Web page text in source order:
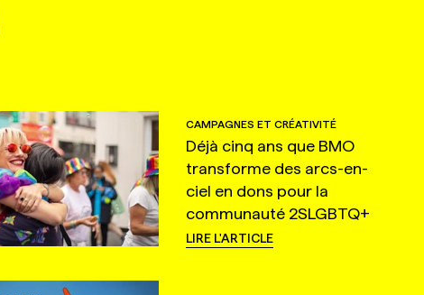
CAMPAGNES ET CRÉATIVITÉ
Déjà cinq ans que BMO
transforme des arcs-en-
ciel en dons pour la
communauté 2SLGBTQ+
LIRE L'ARTICLE